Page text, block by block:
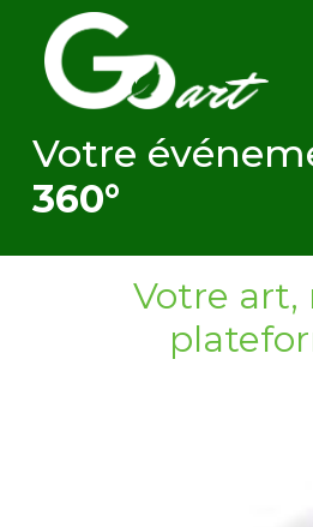
Votre
360°
Votre art,